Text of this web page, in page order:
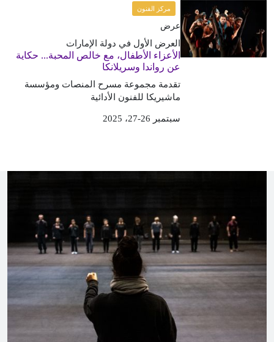
مركز الفنون
عرض
العرض الأول في دولة الإمارات
الأعزاء الأطفال، مع خالص المحبة... حكاية
عن رواندا وسريلانكا
تقدمة مجموعة مسرح المنصات ومؤسسة
ماشيريكا للفنون الأدائية
سبتمبر 26-27، 2025